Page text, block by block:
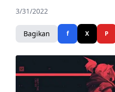
3/31/2022
Bagikan f X P